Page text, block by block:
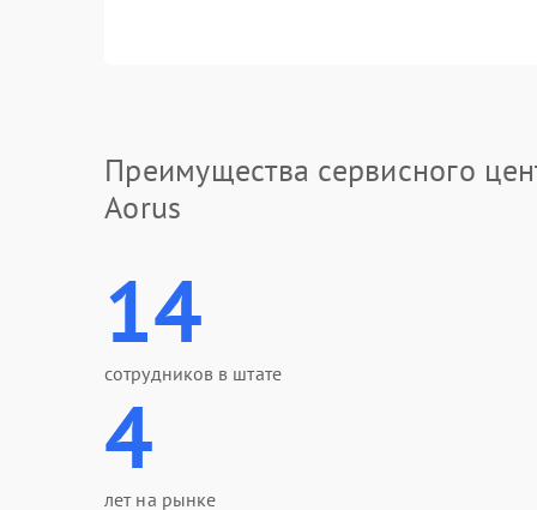
Преимущества сервисного
Aorus
14
сотрудников в штате
4
лет на рынке